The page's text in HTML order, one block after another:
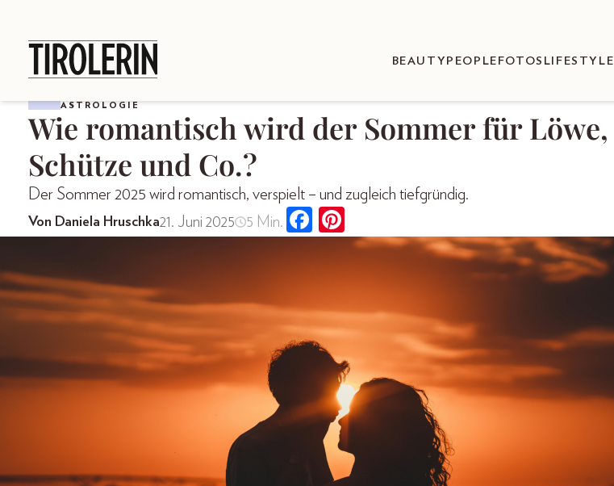
BEAUTY PEOPLE FOTOS LIFESTYLE
ASTROLOGIE
Wie romantisch wird der Sommer für Löwe,
Schütze und Co.?
Der Sommer 2025 wird romantisch, verspielt – und zugleich tiefgründig.
Von Daniela Hruschka21. Juni 2025 5 Min.